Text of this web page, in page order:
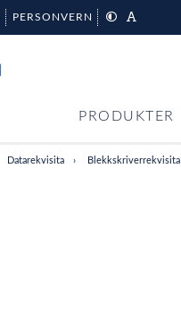
PERSONVERN
PRODUKTER
Datarekvisita Blekkskriverrekvisita